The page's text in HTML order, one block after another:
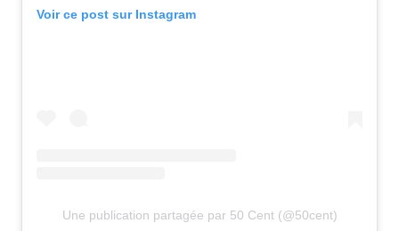
Voir ce post sur Instagram
Une publication partagée par 50 Cent (@50cent)